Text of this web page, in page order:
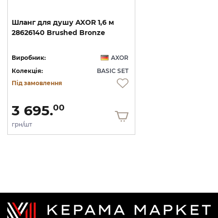
Шланг для душу AXOR 1,6 м
28626140 Brushed Bronze
Виробник:
AXOR
Колекція:
BASIC SET
Під замовлення
3 695.00
грн/шт